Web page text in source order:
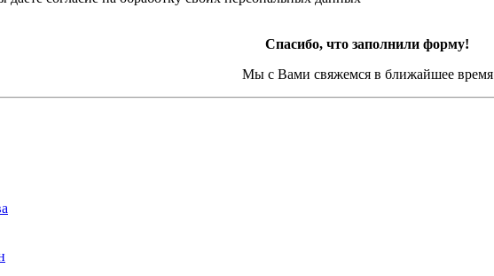
Спасибо, что заполнили форму!
Мы с Вами свяжемся в ближайшее время